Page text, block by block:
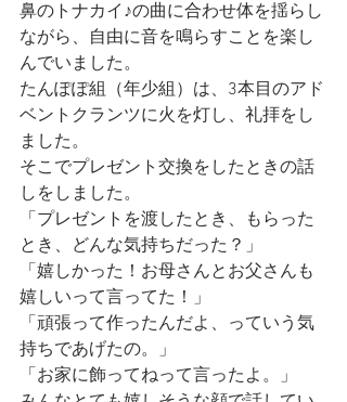
鼻のトナカイ♪の曲に合わせ体を揺らし
ながら、自由に音を鳴らすことを楽し
んでいました。
たんぽぽ組（年少組）は、3本目のアド
ベントクランツに火を灯し、礼拝をし
ました。
そこでプレゼント交換をしたときの話
しをしました。
「プレゼントを渡したとき、もらった
とき、どんな気持ちだった？」
「嬉しかった！お母さんとお父さんも
嬉しいって言ってた！」
「頑張って作ったんだよ、っていう気
持ちであげたの。」
「お家に飾ってねって言ったよ。」